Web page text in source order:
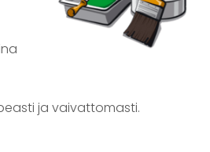
ja vaivattomasti.